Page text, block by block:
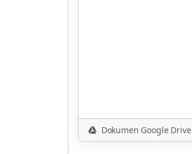
Dokumen Google Drive